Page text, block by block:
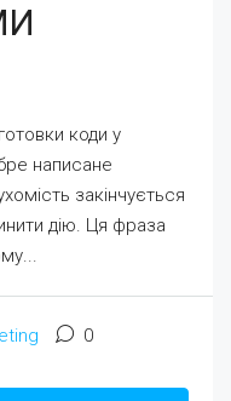
коди у
написане
закінчується
дію. Ця фраза
0